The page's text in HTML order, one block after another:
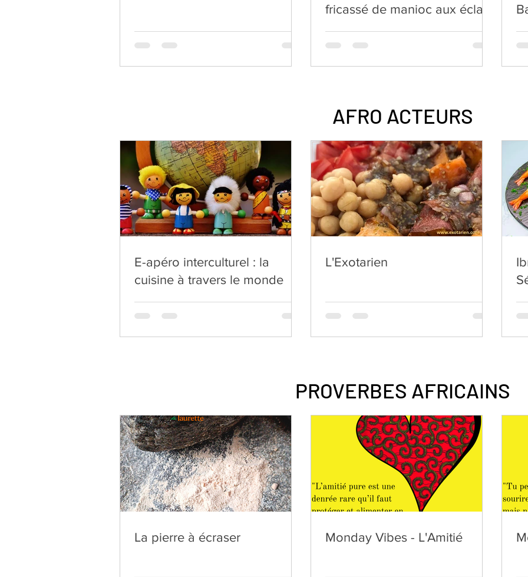
fricassé de manioc aux éclats
AFRO ACTEURS
E-apéro interculturel : la
cuisine à travers le monde
L'Exotarien
PROVERBES AFRICAINS
La pierre à écraser Monday Vibes - L'Amitié